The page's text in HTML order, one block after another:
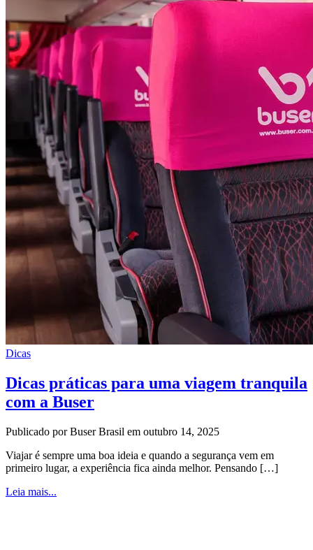
Dicas
Dicas práticas para uma viagem tranquila
com a Buser
Publicado por Buser Brasil em outubro 14, 2025
Viajar é sempre uma boa ideia e quando a segurança vem em
primeiro lugar, a experiência fica ainda melhor. Pensando […]
Leia mais...